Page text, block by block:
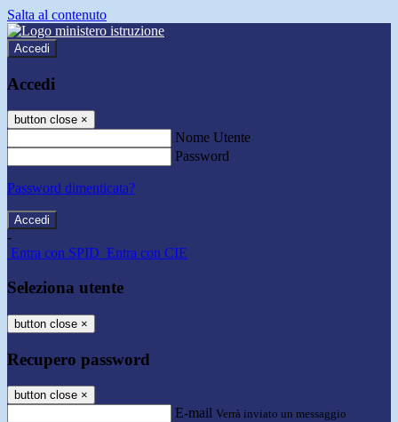
Salta al contenuto
Accedi
Accedi
button close ×
Nome Utente
Password
Password dimenticata?
-
Entra con SPID Entra con CIE
Seleziona utente
button close ×
Recupero password
button close ×
E-mail Verrà inviato un messaggio